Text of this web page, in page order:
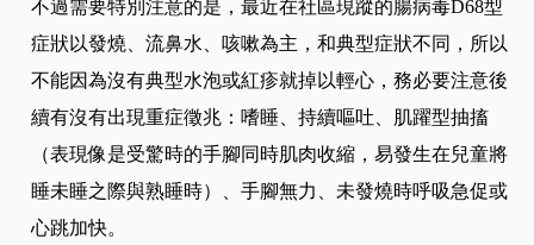
不過需要特別注意的是，最近在社區現蹤的腸病毒D68型
症狀以發燒、流鼻水、咳嗽為主，和典型症狀不同，所以
不能因為沒有典型水泡或紅疹就掉以輕心，務必要注意後
續有沒有出現重症徵兆：嗜睡、持續嘔吐、肌躍型抽搐
（表現像是受驚時的手腳同時肌肉收縮，易發生在兒童將
睡未睡之際與熟睡時）、手腳無力、未發燒時呼吸急促或
心跳加快。